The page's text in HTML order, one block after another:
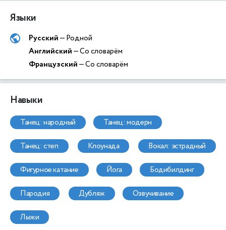
Языки
Русский— Родной
Английский— Со словарём
Французский— Со словарём
Навыки
танец: народный танец: модерн
танец: степ клоунада вокал: эстрадный
фигурное катание йога бодибилдинг
пародия дубляж озвучивание
лыжи